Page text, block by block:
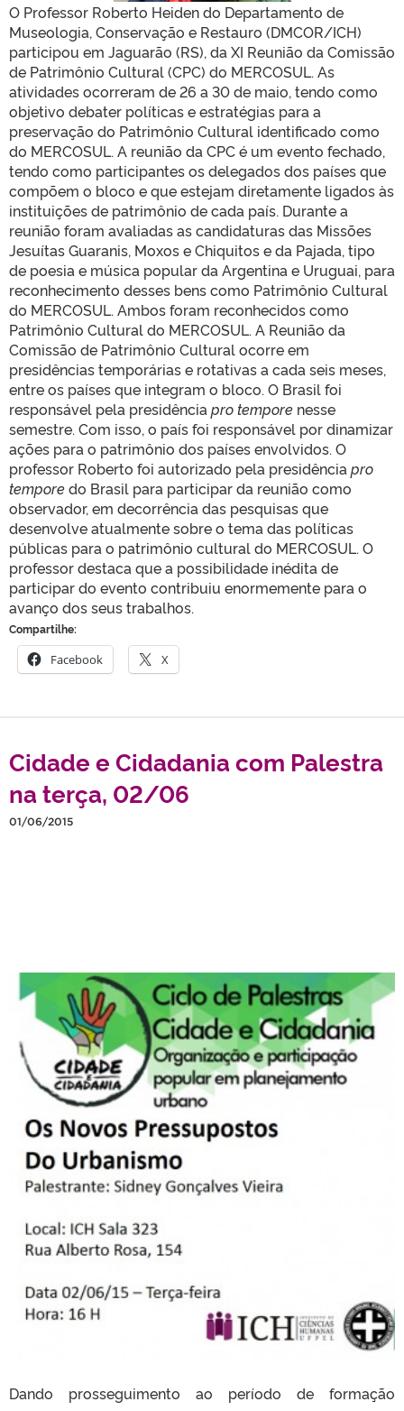
O Professor Roberto Heiden do Departamento de
Museologia, Conservação e Restauro (DMCOR/ICH)
participou em Jaguarão (RS), da XI Reunião da Comissão
de Patrimônio Cultural (CPC) do MERCOSUL. As
atividades ocorreram de 26 a 30 de maio, tendo como
objetivo debater políticas e estratégias para a
preservação do Patrimônio Cultural identificado como
do MERCOSUL. A reunião da CPC é um evento fechado,
tendo como participantes os delegados dos países que
compõem o bloco e que estejam diretamente ligados às
instituições de patrimônio de cada país. Durante a
reunião foram avaliadas as candidaturas das Missões
Jesuítas Guaranis, Moxos e Chiquitos e da Pajada, tipo
de poesia e música popular da Argentina e Uruguai, para
reconhecimento desses bens como Patrimônio Cultural
do MERCOSUL. Ambos foram reconhecidos como
Patrimônio Cultural do MERCOSUL. A Reunião da
Comissão de Patrimônio Cultural ocorre em
presidências temporárias e rotativas a cada seis meses,
entre os países que integram o bloco. O Brasil foi
responsável pela presidência pro tempore nesse
semestre. Com isso, o país foi responsável por dinamizar
ações para o patrimônio dos países envolvidos. O
professor Roberto foi autorizado pela presidência pro
temporedo Brasil para participar da reunião como
observador, em decorrência das pesquisas que
desenvolve atualmente sobre o tema das políticas
públicas para o patrimônio cultural do MERCOSUL. O
professor destaca que a possibilidade inédita de
participar do evento contribuiu enormemente para o
avanço dos seus trabalhos.
Compartilhe:
Facebook X
Cidade e Cidadania com Palestra
na terça, 02/06
01/06/2015
Dando prosseguimento ao período de formação